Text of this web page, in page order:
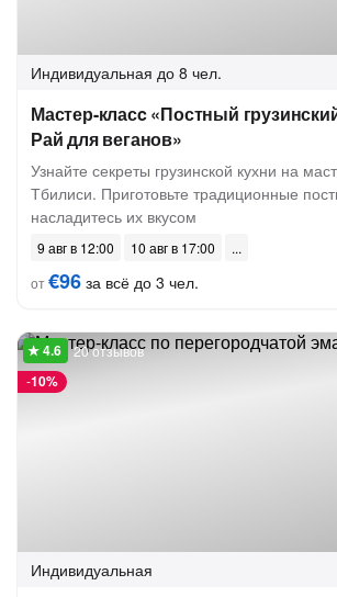
Индивидуальная до 8 чел.
Мастер-класc «Постный
Рай для веганов»
Узнайте секреты грузинской кухни на
Тбилиси. Приготовьте традиционные
насладитесь их вкусом
9 авг в 12:00
10 авг в 17:00
от€96 за всё до 3 чел.
-10%
20 отзывов
Индивидуальная